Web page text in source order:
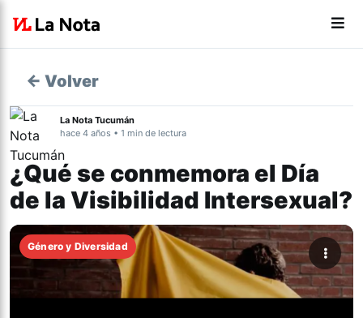
← Volver
La Nota Tucumán
hace 4 años • 1 min de lectura
¿Qué se conmemora el Día
de la Visibilidad Intersexual?
Género y Diversidad